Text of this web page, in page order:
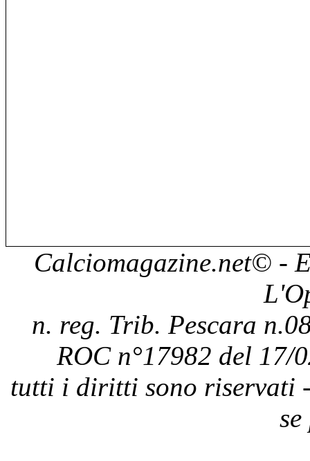
Calciomagazine.net© -
n. reg. Trib. Pescara
ROC n°17982 del 17/
tutti i diritti sono riservati